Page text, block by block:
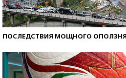
ПОСЛЕДСТВИЯ МОЩНОГО